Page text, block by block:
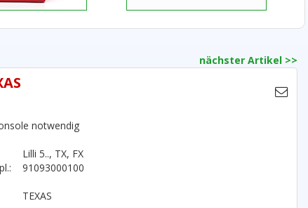
nächster Artikel >>
notwendig
Lilli 5.., TX, FX
91093000100
TEXAS